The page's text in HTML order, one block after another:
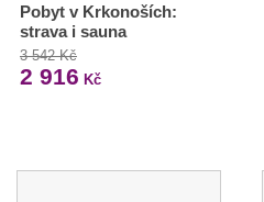
Pobyt v Krkonoších:
strava i sauna
3 542 Kč
2 916 Kč